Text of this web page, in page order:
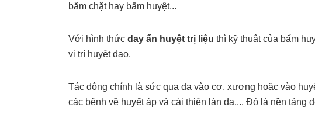
băm chặt hay bấm huyệt...
Với hình thức day ấn huyệt trị liệu thì kỹ thuật của bấm
vị trí huyệt đạo.
Tác động chính là sức qua da vào cơ, xương hoặc vào
các bệnh về huyết áp và cải thiện làn da,... Đó là nền tảng